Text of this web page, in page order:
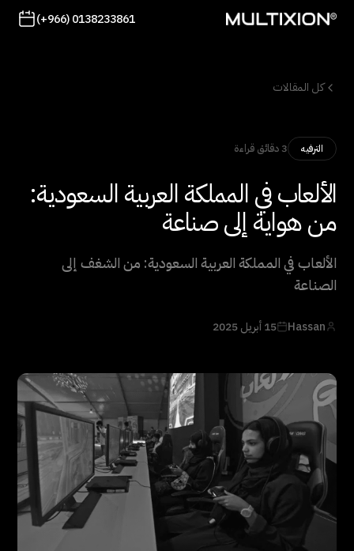
(+966) 0138233861
كل المقالات
الترفيه 3 دقائق قراءة
الألعاب في المملكة العربية السعودية:
من هواية إلى صناعة
الألعاب في المملكة العربية السعودية: من الشغف إلى
الصناعة
Hassan 15 أبريل 2025